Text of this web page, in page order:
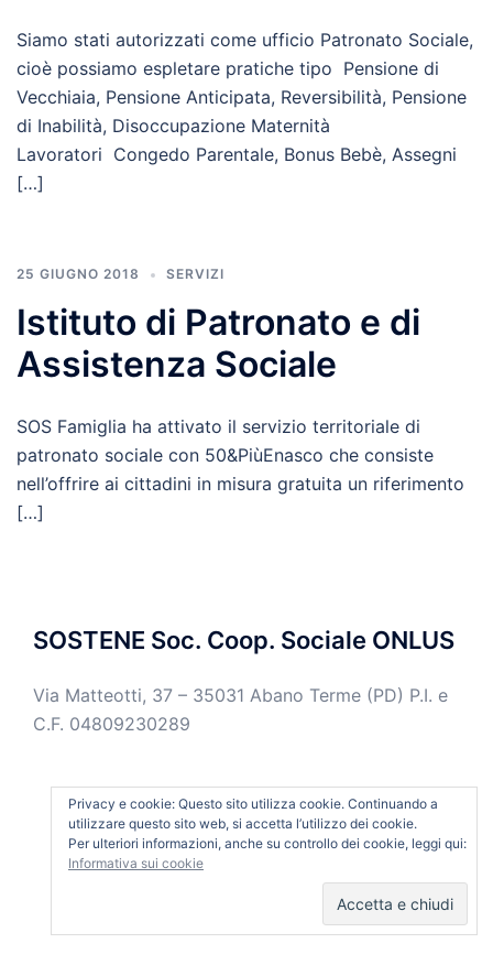
Siamo stati autorizzati come ufficio Patronato Sociale,
cioè possiamo espletare pratiche tipo Pensione di
Vecchiaia, Pensione Anticipata, Reversibilità, Pensione
di Inabilità, Disoccupazione Maternità
Lavoratori Congedo Parentale, Bonus Bebè, Assegni
[…]
25 GIUGNO 2018 SERVIZI
Istituto di Patronato e di
Assistenza Sociale
SOS Famiglia ha attivato il servizio territoriale di
patronato sociale con 50&PiùEnasco che consiste
nell’offrire ai cittadini in misura gratuita un riferimento
[…]
SOSTENE Soc. Coop. Sociale ONLUS
Via Matteotti, 37 – 35031 Abano Terme (PD) P.I. e
C.F. 04809230289
Privacy e cookie: Questo sito utilizza cookie. Continuando a
utilizzare questo sito web, si accetta l’utilizzo dei cookie.
Per ulteriori informazioni, anche su controllo dei cookie, leggi qui:
Informativa sui cookie